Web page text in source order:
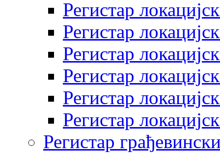
Регистар
Регистар
Регистар
Регистар
Регистар
Регистар
Регистар